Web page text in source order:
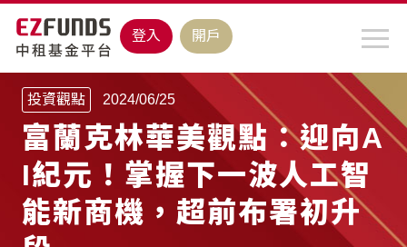
登入 開戶
投資觀點 2024/06/25
富蘭克林華美觀點：迎向A
I紀元！掌握下一波人工智
能新商機，超前布署初升